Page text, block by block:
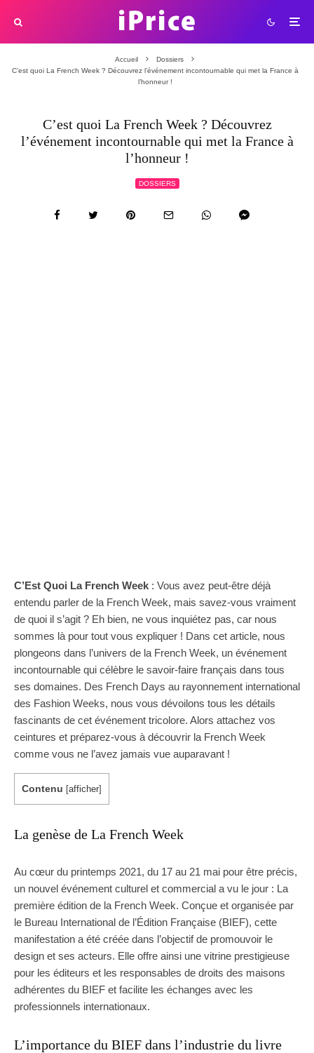
Accueil
Dossiers
C’est quoi La French Week ? Découvrez l’événement incontournable qui met la France à
l’honneur !
C’est quoi La French Week ? Découvrez
l’événement incontournable qui met la France à
l’honneur !
DOSSIERS
C’Est Quoi La French Week : Vous avez peut-être déjà
entendu parler de la French Week, mais savez-vous vraiment
de quoi il s’agit ? Eh bien, ne vous inquiétez pas, car nous
sommes là pour tout vous expliquer ! Dans cet article, nous
plongeons dans l’univers de la French Week, un événement
incontournable qui célèbre le savoir-faire français dans tous
ses domaines. Des French Days au rayonnement international
des Fashion Weeks, nous vous dévoilons tous les détails
fascinants de cet événement tricolore. Alors attachez vos
ceintures et préparez-vous à découvrir la French Week
comme vous ne l’avez jamais vue auparavant !
Contenu [afficher]
La genèse de La French Week
Au cœur du printemps 2021, du 17 au 21 mai pour être précis,
un nouvel événement culturel et commercial a vu le jour : La
première édition de la French Week. Conçue et organisée par
le Bureau International de l’Édition Française (BIEF), cette
manifestation a été créée dans l’objectif de promouvoir le
design et ses acteurs. Elle offre ainsi une vitrine prestigieuse
pour les éditeurs et les responsables de droits des maisons
adhérentes du BIEF et facilite les échanges avec les
professionnels internationaux.
L’importance du BIEF dans l’industrie du livre